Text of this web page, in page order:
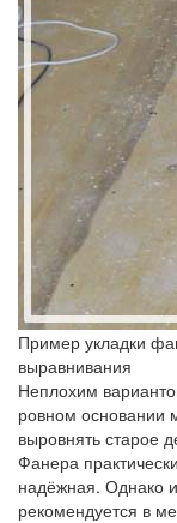
Пример укладки
выравнивания
Неплохим
ровном
выровнять старое
Фанера
надёжная. Однако
рекомендуется в